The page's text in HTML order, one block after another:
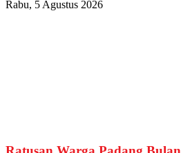
Rabu, 5 Agustus 2026